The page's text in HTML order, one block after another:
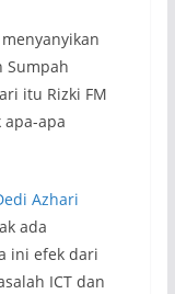
Sumpah
itu Rizki FM
apa
Azhari
ada
ini efek dari
ICT dan